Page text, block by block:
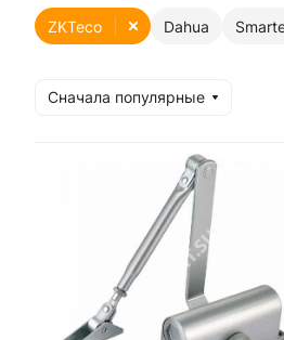
Dahua
ZKTeco
Сначала популярные